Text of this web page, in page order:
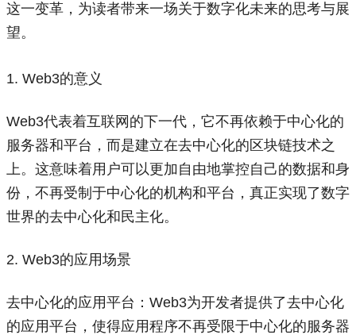
这一变革，为读者带来一场关于数字化未来的思考与展
望。
1. Web3的意义
Web3代表着互联网的下一代，它不再依赖于中心化的
服务器和平台，而是建立在去中心化的区块链技术之
上。这意味着用户可以更加自由地掌控自己的数据和身
份，不再受制于中心化的机构和平台，真正实现了数字
世界的去中心化和民主化。
2. Web3的应用场景
去中心化的应用平台：Web3为开发者提供了去中心化
的应用平台，使得应用程序不再受限于中心化的服务器